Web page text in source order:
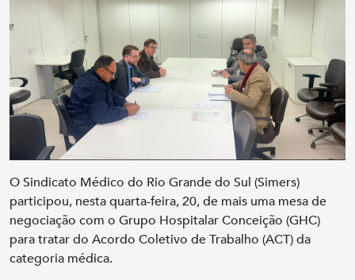
O Sindicato Médico do Rio Grande do Sul (Simers)
participou, nesta quarta-feira, 20, de mais uma mesa de
negociação com o Grupo Hospitalar Conceição (GHC)
para tratar do Acordo Coletivo de Trabalho (ACT) da
categoria médica.